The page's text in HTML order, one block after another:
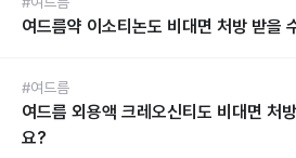
여드름약 이소티논도 비대면 처방 받을
#여드름
여드름 외용액 크레오신티도 비대면 처
요?